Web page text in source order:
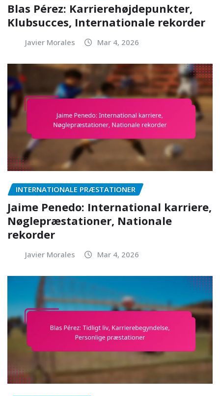
Blas Pérez: Karrierehøjdepunkter,
Klubsucces, Internationale rekorder
Javier Morales Mar 4, 2026
INTERNATIONALE PRÆSTATIONER
Jaime Penedo: International karriere,
Nøglepræstationer, Nationale
rekorder
Javier Morales Mar 4, 2026